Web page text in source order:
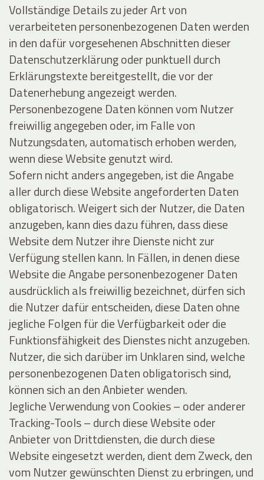
Vollständige Details zu jeder Art von
verarbeiteten personenbezogenen Daten werden
in den dafür vorgesehenen Abschnitten dieser
Datenschutzerklärung oder punktuell durch
Erklärungstexte bereitgestellt, die vor der
Datenerhebung angezeigt werden.
Personenbezogene Daten können vom Nutzer
freiwillig angegeben oder, im Falle von
Nutzungsdaten, automatisch erhoben werden,
wenn diese Website genutzt wird.
Sofern nicht anders angegeben, ist die Angabe
aller durch diese Website angeforderten Daten
obligatorisch. Weigert sich der Nutzer, die Daten
anzugeben, kann dies dazu führen, dass diese
Website dem Nutzer ihre Dienste nicht zur
Verfügung stellen kann. In Fällen, in denen diese
Website die Angabe personenbezogener Daten
ausdrücklich als freiwillig bezeichnet, dürfen sich
die Nutzer dafür entscheiden, diese Daten ohne
jegliche Folgen für die Verfügbarkeit oder die
Funktionsfähigkeit des Dienstes nicht anzugeben.
Nutzer, die sich darüber im Unklaren sind, welche
personenbezogenen Daten obligatorisch sind,
können sich an den Anbieter wenden.
Jegliche Verwendung von Cookies – oder anderer
Tracking-Tools – durch diese Website oder
Anbieter von Drittdiensten, die durch diese
Website eingesetzt werden, dient dem Zweck, den
vom Nutzer gewünschten Dienst zu erbringen, und